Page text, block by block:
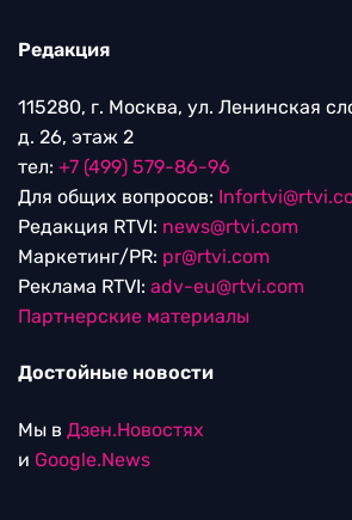
Редакция
115280, г. Москва, ул. Ленинская
д. 26, этаж 2
тел: +7 (499) 579-86-96
Для общих вопросов:
Редакция RTVI: news@rtvi.com
Маркетинг/PR: pr@rtvi.com
Реклама RTVI: adv-eu@rtvi.com
Партнерские материалы
Достойные новости
Мы в Дзен.Новостях
и Google.News